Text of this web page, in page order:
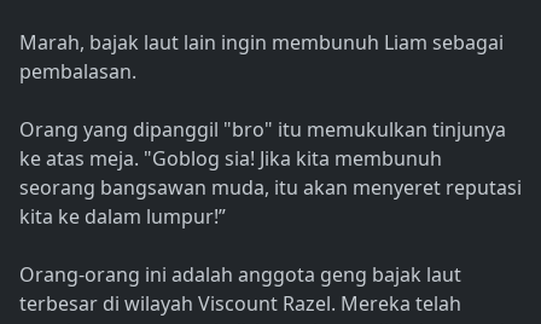
Marah, bajak laut lain ingin membunuh Liam sebagai
pembalasan.
Orang yang dipanggil "bro" itu memukulkan tinjunya
ke atas meja. "Goblog sia! Jika kita membunuh
seorang bangsawan muda, itu akan menyeret reputasi
kita ke dalam lumpur!”
Orang-orang ini adalah anggota geng bajak laut
terbesar di wilayah Viscount Razel. Mereka telah